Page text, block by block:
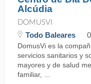
Alcúdia
DOMUSVI
Todo Baleares
DomusVi es la
servicios sanitarios y
mayores y de salud
familiar, ...